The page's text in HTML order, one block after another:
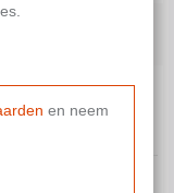
van de
abonnement.
en neem